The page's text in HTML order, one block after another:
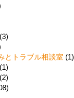
(3)
とトラブル相談室 (1)
(1)
(2)